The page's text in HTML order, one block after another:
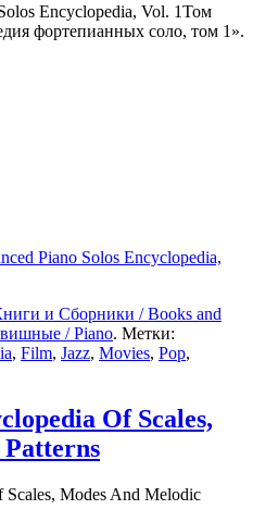
Том
фортепианных соло, том 1».
Piano Solos Encyclopedia,
и Сборники / Books and
/ Piano. Метки:
, Film, Jazz, Movies, Pop,
Of Scales,